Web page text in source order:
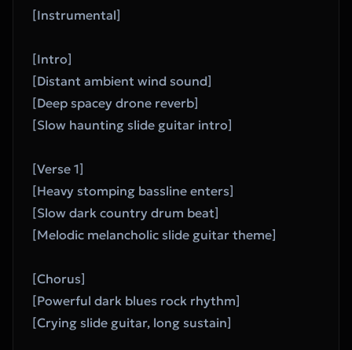
[Instrumental]
[Intro]
[Distant ambient wind sound]
[Deep spacey drone reverb]
[Slow haunting slide guitar intro]
[Verse 1]
[Heavy stomping bassline enters]
[Slow dark country drum beat]
[Melodic melancholic slide guitar theme]
[Chorus]
[Powerful dark blues rock rhythm]
[Crying slide guitar, long sustain]